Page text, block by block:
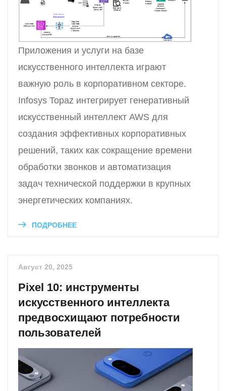
Приложения и услуги на базе
искусственного интеллекта играют
важную роль в корпоративном секторе.
Infosys Topaz интегрирует генеративный
искусственный интеллект AWS для
создания эффективных корпоративных
решений, таких как сокращение времени
обработки звонков и автоматизация
задач технической поддержки в крупных
энергетических компаниях.
ПОДРОБНЕЕ
Август 20, 2025
Pixel 10: инструменты
искусственного интеллекта
предвосхищают потребности
пользователей